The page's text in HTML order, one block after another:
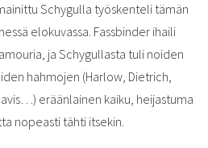
Schygulla työskenteli tämän
elokuvassa. Fassbinder ihaili
ja Schygullasta tuli noiden
hahmojen (Harlow, Dietrich,
eräänlainen kaiku, heijastuma
nopeasti tähti itsekin.